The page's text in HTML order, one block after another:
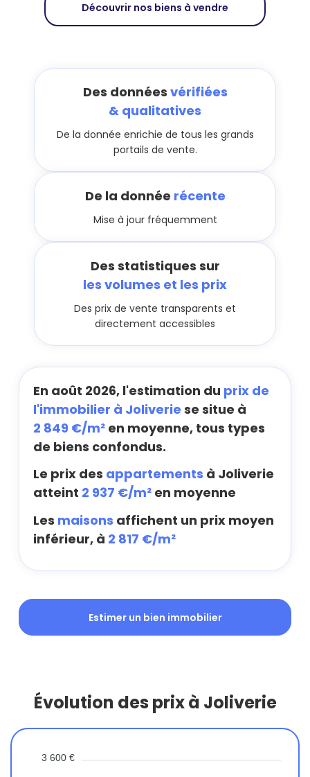
Découvrir nos biens à vendre
Des données vérifiées
& qualitatives
De la donnée enrichie de tous les grands
portails de vente.
De la donnée récente
Mise à jour fréquemment
Des statistiques sur
les volumes et les prix
Des prix de vente transparents et
directement accessibles
En août 2026, l'estimation du prix de
l'immobilier à Joliverie se situe à
2 849 €/m² en moyenne, tous types
de biens confondus.
Le prix des appartements à Joliverie
atteint 2 937 €/m² en moyenne
Les maisons affichent un prix moyen
inférieur, à 2 817 €/m²
Estimer un bien immobilier
Évolution des prix à Joliverie
3 600 €